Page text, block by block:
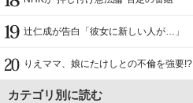
辻仁成が告白「彼女に新しい人が…」
りえママ、娘にたけしとの不倫を強要!?
カテゴリ別に読む